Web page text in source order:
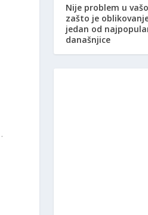
Nije problem u
zašto je
jedan od
današnjice